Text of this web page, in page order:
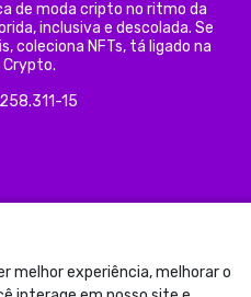
melhor experiência, melhorar o
de moda cripto no ritmo da
inclusiva e descolada. Se
coleciona NFTs, tá ligado na
Crypto.
15